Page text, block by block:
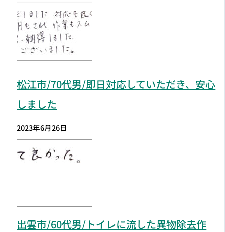
松江市/70代男/即日対応していただき、安心
しました
2023年6月26日
出雲市/60代男/トイレに流した異物除去作